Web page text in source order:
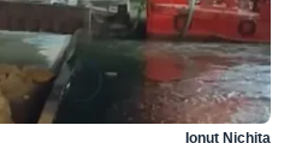
Ionuț Nichita